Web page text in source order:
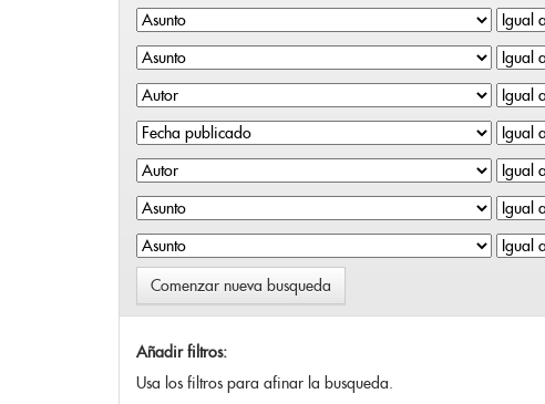
Comenzar nueva busqueda
Añadir filtros:
Usa los filtros para afinar la busqueda.